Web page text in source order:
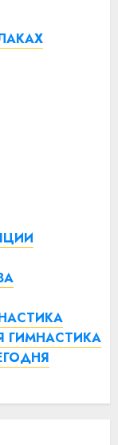
ГИМНАСТИКА